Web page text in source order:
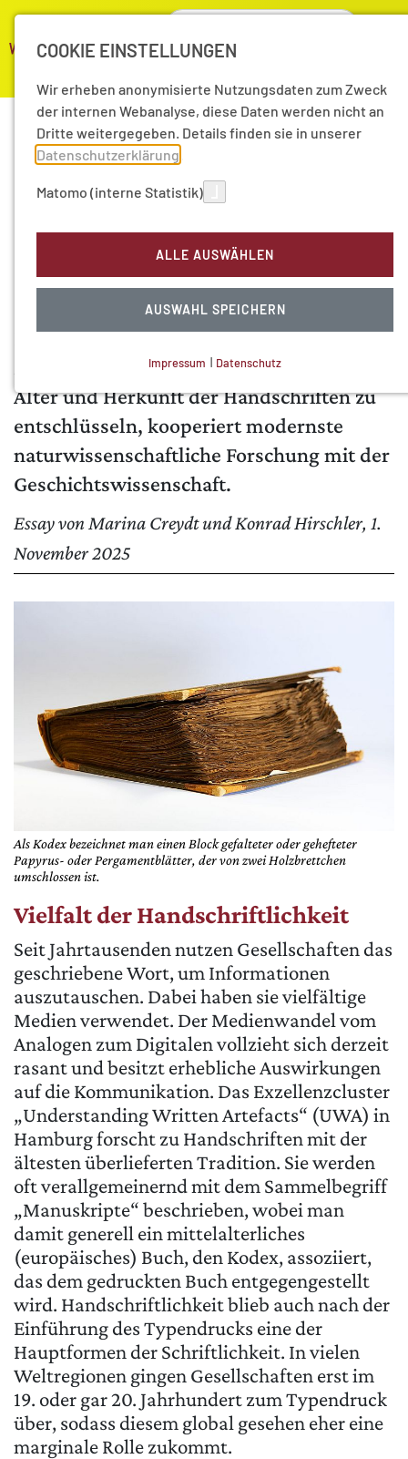
Vielfalt bei der
Analyse von
Manuskripten
Ob Rinderhaut, Palmblatt oder
Baumrinde: Die Materialität globaler
Manuskriptkulturen ist vielfältig. Um
Alter und Herkunft der Handschriften zu
entschlüsseln, kooperiert modernste
naturwissenschaftliche Forschung mit der
Geschichtswissenschaft.
Essay von Marina Creydt und Konrad Hirschler, 1.
November 2025
Als Kodex bezeichnet man einen Block gefalteter oder gehefteter
Papyrus- oder Pergamentblätter, der von zwei Holzbrettchen
umschlossen ist.
Vielfalt der Handschriftlichkeit
Seit Jahrtausenden nutzen Gesellschaften das
geschriebene Wort, um Informationen
auszutauschen. Dabei haben sie vielfältige
Medien verwendet. Der Medienwandel vom
Analogen zum Digitalen vollzieht sich derzeit
rasant und besitzt erhebliche Auswirkungen
auf die Kommunikation. Das Exzellenzcluster
„Understanding Written Artefacts“ (UWA) in
Hamburg forscht zu Handschriften mit der
ältesten überlieferten Tradition. Sie werden
oft verallgemeinernd mit dem Sammelbegriff
„Manuskripte“ beschrieben, wobei man
damit generell ein mittelalterliches
(europäisches) Buch, den Kodex, assoziiert,
das dem gedruckten Buch entgegengestellt
wird. Handschriftlichkeit blieb auch nach der
Einführung des Typendrucks eine der
Hauptformen der Schriftlichkeit. In vielen
Weltregionen gingen Gesellschaften erst im
19. oder gar 20. Jahrhundert zum Typendruck
über, sodass diesem global gesehen eher eine
marginale Rolle zukommt.
COOKIE EINSTELLUNGEN
Wir erheben anonymisierte Nutzungsdaten zum Zweck
der internen Webanalyse, diese Daten werden nicht an
Dritte weitergegeben. Details finden sie in unserer
Datenschutzerklärung
Matomo (interne Statistik)
ALLE AUSWÄHLEN
AUSWAHL SPEICHERN
Technisch notwendig.
MATOMO (INTERNE STATISTIK)
Statistik Cookies erfassen Informationen anonym.
Diese Informationen helfen uns zu verstehen, wie
Impressum | Datenschutz